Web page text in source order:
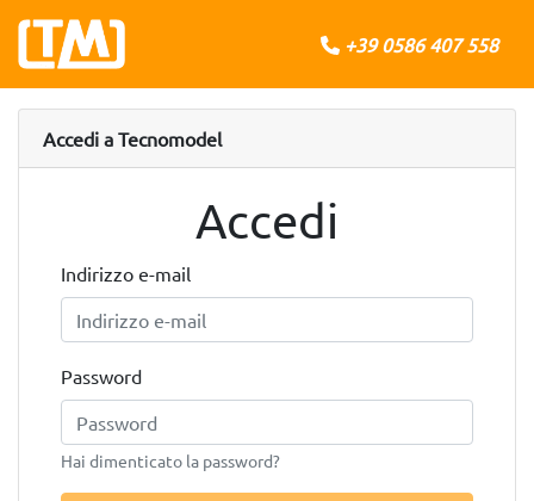
+39 0586 407 558
Accedi a Tecnomodel
Accedi
Indirizzo e-mail
Password
Hai dimenticato la password?